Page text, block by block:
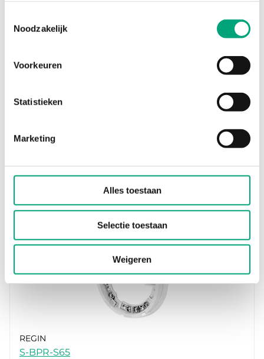
Noodzakelijk
Voorkeuren
Statistieken
Marketing
Alles toestaan
Selectie toestaan
Weigeren
SS-260
Smoke spray, 260 ml
REGIN
S-BPR-S65